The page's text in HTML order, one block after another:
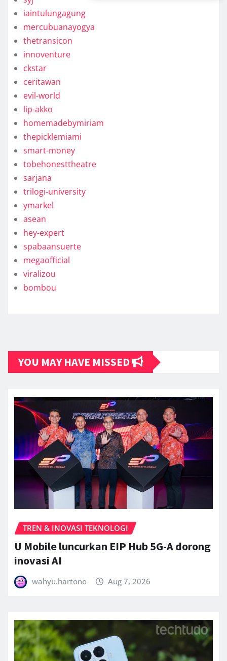
iaintulungagung
mercubuanayogya
thetransicon
innoventure
ckstar
ceritawan
evil-world
lip-akko
homemadebymiriam
thepicklemiami
smart-money
tobehonesttheatre
sarjana
trilogi-university
ymarkel
asean
hey-expert
spabaansuerte
megaofficial
viralizou
bombou
YOU MAY HAVE MISSED
TREN & INOVASI TEKNOLOGI
U Mobile luncurkan EIP Hub 5G-A dorong
inovasi AI
wahyu.hartono Aug 7, 2026